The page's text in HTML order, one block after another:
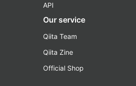
API
Our service
Qiita Team
Qiita Zine
Official Shop